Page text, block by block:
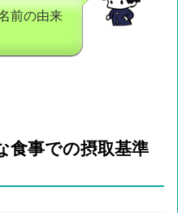
前の由来
食事での摂取基準